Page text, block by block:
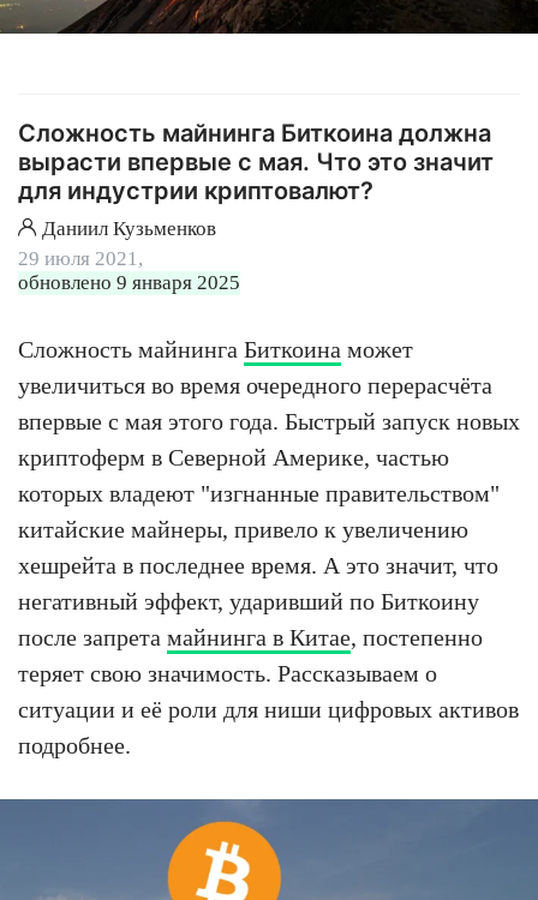
Сложность майнинга Биткоина должна
вырасти впервые с мая. Что это значит
для индустрии криптовалют?
Даниил Кузьменков
29 июля 2021,
обновлено 9 января 2025
Сложность майнинга Биткоина может
увеличиться во время очередного перерасчёта
впервые с мая этого года. Быстрый запуск новых
криптоферм в Северной Америке, частью
которых владеют "изгнанные правительством"
китайские майнеры, привело к увеличению
хешрейта в последнее время. А это значит, что
негативный эффект, ударивший по Биткоину
после запрета майнинга в Китае, постепенно
теряет свою значимость. Рассказываем о
ситуации и её роли для ниши цифровых активов
подробнее.